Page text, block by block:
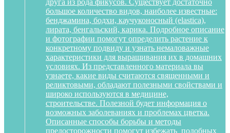
друга из рода фикусов. Существует достаточно
большое количество видов, наиболее известные:
бенджамина, бодхи, каучуконосный (elastica),
лирата, бенгальский, карика. Подробное описание
и фотографии помогут определить растение к
конкретному подвиду и узнать немаловажные
характеристики для выращивания их в домашних
условиях. Из представленного материала вы
узнаете, какие виды считаются священными и
реликтовыми, обладают полезными свойствами и
широко используются в медицине,
строительстве. Полезной будет информация о
возможных заболеваниях и проблемах цветка.
Описанные способы борьбы и методы
предосторожности помогут избежать подобных